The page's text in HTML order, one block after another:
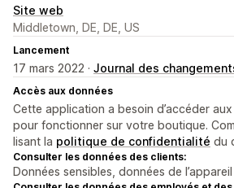
Site web
Middletown, DE, DE, US
Lancement
17 mars 2022 · Journal des
Accès aux données
Cette application a besoin d’accéder
pour fonctionner sur votre boutique.
lisant la politique de confidentialité du
Consulter les données des clients:
Données sensibles, données de